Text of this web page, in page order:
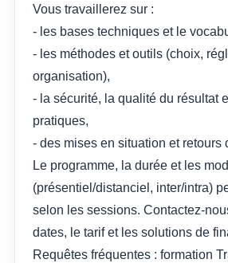
Vous travaillerez sur :
- les bases techniques et le
- les méthodes et outils (choix,
organisation),
- la sécurité, la qualité du résultat
pratiques,
- des mises en situation et retours
Le programme, la durée et les
(présentiel/distanciel, inter/intra)
selon les sessions. Contactez-
dates, le tarif et les solutions de
Requêtes fréquentes : formation